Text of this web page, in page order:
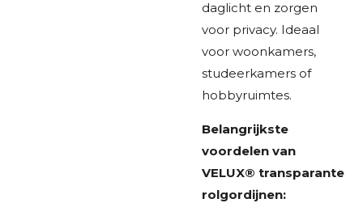
daglicht en zorgen
voor privacy. Ideaal
voor woonkamers,
studeerkamers of
hobbyruimtes.
Belangrijkste
voordelen van
VELUX® transparante
rolgordijnen: